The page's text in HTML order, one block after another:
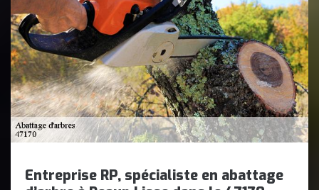
Entreprise RP, spécialiste en abattage